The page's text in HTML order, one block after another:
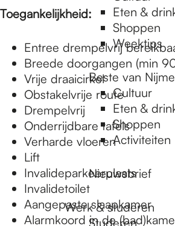
Eten &
Shoppen
Weektips
Beste van
Cultuur
Eten &
Shoppen
Activiteiten
Nieuwsbrief
Werk & studeren
Studeren
Toegankelijkheid:
Entree drempelvrij
Breede doorgangen (min
Vrije draaicirkel
Obstakelvrije route
Drempelvrij
Onderrijdbare tafels
Verharde vloeren
Lift
Invalideparkeerplaats
Invalidetoilet
Aangepaste slaapkamer
Alarmkoord in de